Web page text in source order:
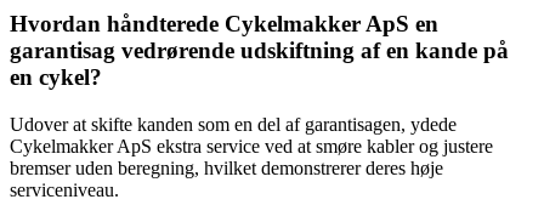
Hvordan håndterede Cykelmakker ApS en
garantisag vedrørende udskiftning af en kande på
en cykel?
Udover at skifte kanden som en del af garantisagen, ydede
Cykelmakker ApS ekstra service ved at smøre kabler og justere
bremser uden beregning, hvilket demonstrerer deres høje
serviceniveau.